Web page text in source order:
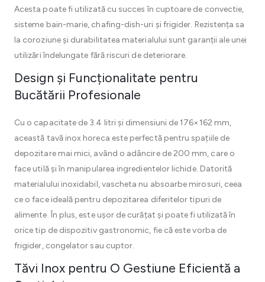
Acesta poate fi utilizată cu succes în cuptoare de convectie,
sisteme bain-marie, chafing-dish-uri și frigider. Rezistența sa
la coroziune și durabilitatea materialului sunt garanții ale unei
utilizări îndelungate fără riscuri de deteriorare.
Design și Funcționalitate pentru
Bucătării Profesionale
Cu o capacitate de 3.4 litri și dimensiuni de 176×162 mm,
această tavă inox horeca este perfectă pentru spațiile de
depozitare mai mici, având o adâncire de 200 mm, care o
face utilă și în manipularea ingredientelor lichide. Datorită
materialului inoxidabil, vascheta nu absoarbe mirosuri, ceea
ce o face ideală pentru depozitarea diferitelor tipuri de
alimente. În plus, este ușor de curățat și poate fi utilizată în
orice tip de dispozitiv gastronomic, fie că este vorba de
frigider, congelator sau cuptor.
Tăvi Inox pentru O Gestiune Eficientă a